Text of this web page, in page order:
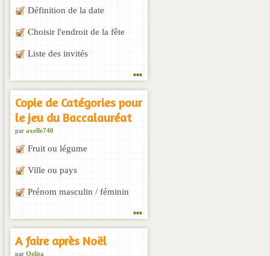
Définition de la date
Choisir l'endroit de la fête
Liste des invités
...
Copie de Catégories pour
le jeu du Baccalauréat
par axelle740
Fruit ou légume
Ville ou pays
Prénom masculin / féminin
...
A faire après Noël
par Oelita